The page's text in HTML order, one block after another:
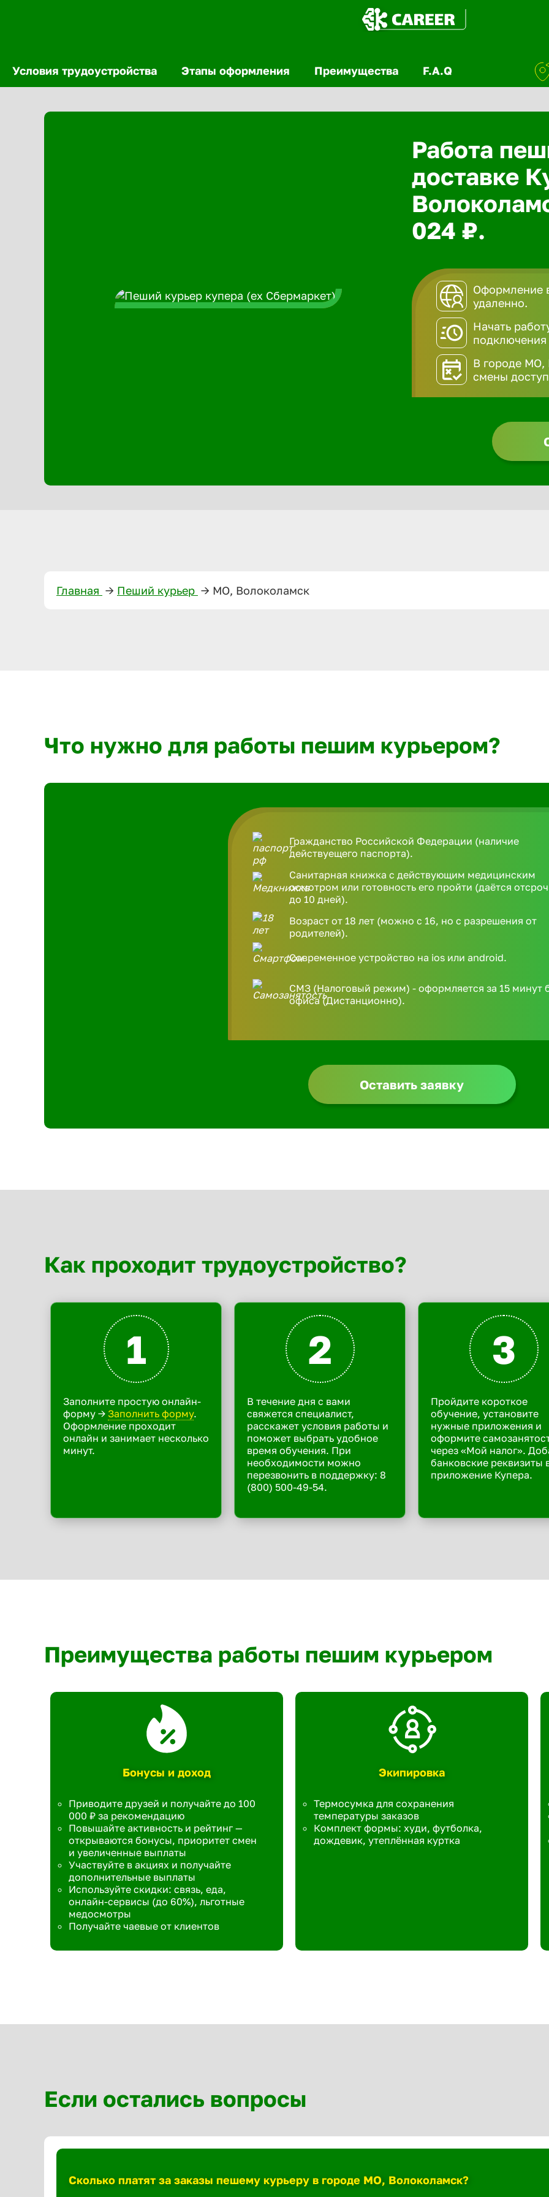
Условия трудоустройства Этапы оформления Преимущества F.A.Q
Работа
доставке
024 ₽.
Оформление
удаленно.
Начать
подключения
В городе МО,
смены
Главная —> Пеший курьер —> МО, Волоколамск
Что нужно для работы пешим курьером?
Гражданство Российской Федерации (наличие
действуещего паспорта).
Санитарная книжка с действующим медицинским
осмотром или готовность его пройти (даётся
до 10 дней).
Возраст от 18 лет (можно с 16, но с разрешения от
родителей).
Современное устройство на ios или android.
СМЗ (Налоговый режим) - оформляется за 15 минут
офиса (Дистанционно).
Оставить заявку
Как проходит трудоустройство?
1
Заполните простую онлайн-
форму -> Заполнить форму.
Оформление проходит
онлайн и занимает несколько
минут.
2
В течение дня с вами
свяжется специалист,
расскажет условия работы и
поможет выбрать удобное
время обучения. При
необходимости можно
перезвонить в поддержку: 8
(800) 500-49-54.
3
Пройдите короткое
обучение, установите
нужные приложения и
оформите
через «Мой налог».
банковские реквизиты
приложение Купера.
Преимущества работы пешим курьером
Бонусы и доход
Приводите друзей и получайте до 100
000 ₽ за рекомендацию
Повышайте активность и рейтинг —
открываются бонусы, приоритет смен
и увеличенные выплаты
Участвуйте в акциях и получайте
дополнительные выплаты
Используйте скидки: связь, еда,
онлайн-сервисы (до 60%), льготные
медосмотры
Получайте чаевые от клиентов
Экипировка
Термосумка для сохранения
температуры заказов
Комплект формы: худи, футболка,
дождевик, утеплённая куртка
Если остались вопросы
Сколько платят за заказы пешему курьеру в городе МО, Волоколамск?